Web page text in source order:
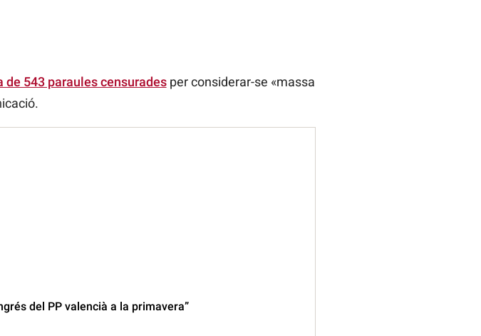
de 543 paraules censuradesper considerar-se «massa
del PP valencià a la primavera”